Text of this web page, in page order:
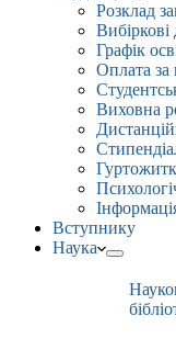
Розклад
Графік
Оплата за
Виховна
Вступнику
Наука